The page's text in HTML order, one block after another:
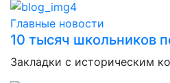
Главные новости
10 тысяч школьников
Закладки с историческим